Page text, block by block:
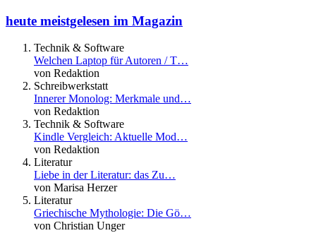
heute meistgelesen im Magazin
Technik & Software
Welchen Laptop für Autoren / T…
von Redaktion
Schreibwerkstatt
Innerer Monolog: Merkmale und…
von Redaktion
Technik & Software
Kindle Vergleich: Aktuelle Mod…
von Redaktion
Literatur
Liebe in der Literatur: das Zu…
von Marisa Herzer
Literatur
Griechische Mythologie: Die Gö…
von Christian Unger